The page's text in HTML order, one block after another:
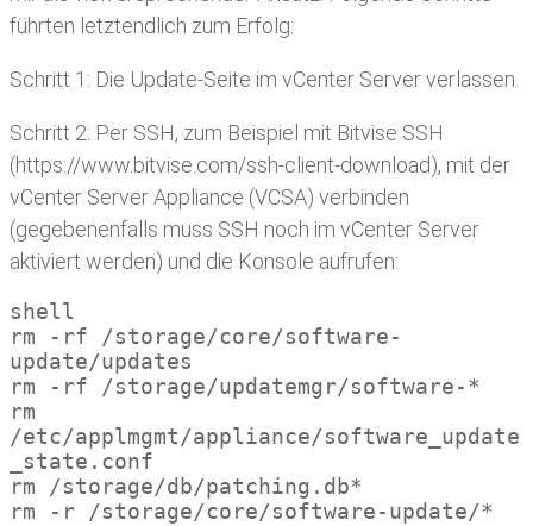
führten letztendlich zum Erfolg:
Schritt 1: Die Update-Seite im vCenter Server verlassen.
Schritt 2: Per SSH, zum Beispiel mit Bitvise SSH
(https://www.bitvise.com/ssh-client-download), mit der
vCenter Server Appliance (VCSA) verbinden
(gegebenenfalls muss SSH noch im vCenter Server
aktiviert werden) und die Konsole aufrufen:
shell
rm -rf /storage/core/software-
update/updates
rm -rf /storage/updatemgr/software-*
rm
/etc/applmgmt/appliance/software_update
_state.conf
rm /storage/db/patching.db*
rm -r /storage/core/software-update/*